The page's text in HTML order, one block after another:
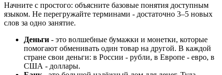
Начните с простого: объясните базовые понятия доступным
языком. Не перегружайте терминами - достаточно 3–5 новых
слов за одно занятие.
Деньги - это волшебные бумажки и монетки, которые
помогают обменивать один товар на другой. В каждой
стране свои деньги: в России - рубли, в Европе - евро, в
США - доллары.